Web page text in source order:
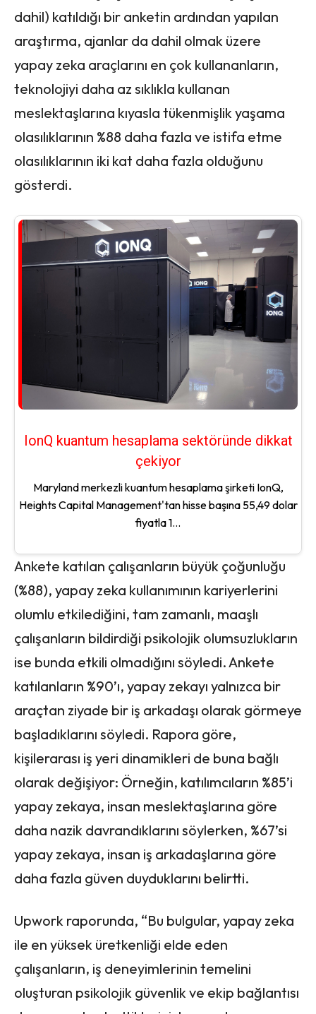
dahil) katıldığı bir anketin ardından yapılan
araştırma, ajanlar da dahil olmak üzere
yapay zeka araçlarını en çok kullananların,
teknolojiyi daha az sıklıkla kullanan
meslektaşlarına kıyasla tükenmişlik yaşama
olasılıklarının %88 daha fazla ve istifa etme
olasılıklarının iki kat daha fazla olduğunu
gösterdi.
IonQ kuantum hesaplama sektöründe dikkat
çekiyor
Maryland merkezli kuantum hesaplama şirketi IonQ,
Heights Capital Management'tan hisse başına 55,49 dolar
fiyatla 1...
Ankete katılan çalışanların büyük çoğunluğu
(%88), yapay zeka kullanımının kariyerlerini
olumlu etkilediğini, tam zamanlı, maaşlı
çalışanların bildirdiği psikolojik olumsuzlukların
ise bunda etkili olmadığını söyledi. Ankete
katılanların %90’ı, yapay zekayı yalnızca bir
araçtan ziyade bir iş arkadaşı olarak görmeye
başladıklarını söyledi. Rapora göre,
kişilerarası iş yeri dinamikleri de buna bağlı
olarak değişiyor: Örneğin, katılımcıların %85’i
yapay zekaya, insan meslektaşlarına göre
daha nazik davrandıklarını söylerken, %67’si
yapay zekaya, insan iş arkadaşlarına göre
daha fazla güven duyduklarını belirtti.
Upwork raporunda, “Bu bulgular, yapay zeka
ile en yüksek üretkenliği elde eden
çalışanların, iş deneyimlerinin temelini
oluşturan psikolojik güvenlik ve ekip bağlantısı